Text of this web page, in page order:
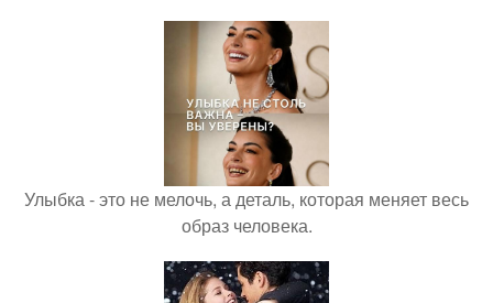
Улыбка - это не мелочь, а деталь, которая меняет весь
образ человека.